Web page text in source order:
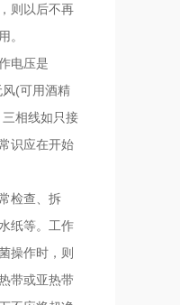
则以后不再
。
电压是
(可用酒精
相线如只接
识应在开始
检查、拆
纸等。工作
操作时，则
带或亚热带